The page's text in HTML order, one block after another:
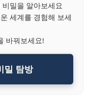
밀을 알아보세요
세계를 경험해 보세
바꿔보세요!
밀 탐방